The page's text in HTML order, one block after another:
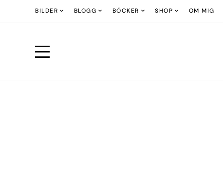
BILDER BLOGG BÖCKER SHOP OM MIG